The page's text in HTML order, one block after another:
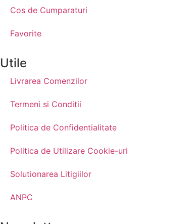
Cos de Cumparaturi
Favorite
Utile
Livrarea Comenzilor
Termeni si Conditii
Politica de Confidentialitate
Politica de Utilizare Cookie-uri
Solutionarea Litigiilor
ANPC